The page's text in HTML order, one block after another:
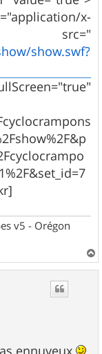
x-
src="
show.swf?
v5 - Orégon
a
ennuyeux